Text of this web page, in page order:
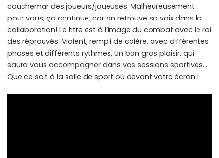
cauchemar des joueurs/joueuses. Malheureusement
pour vous, ça continue, car on retrouve sa voix dans la
collaboration! Le titre est à l’image du combat avec le roi
des réprouvés. Violent, rempli de colère, avec différentes
phases et différents rythmes. Un bon gros plaisir, qui
saura vous accompagner dans vos sessions sportives…
Que ce soit à la salle de sport ou devant votre écran !